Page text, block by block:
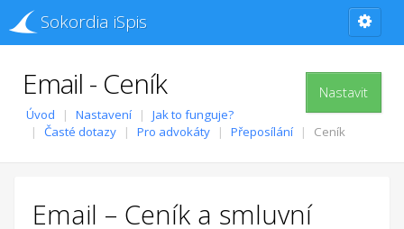
Sokordia iSpis
Nastavit
Email - Ceník
Úvod Nastavení
Jak to funguje?
Časté dotazy
Pro advokáty Přeposílání Ceník
Email – Ceník a smluvní